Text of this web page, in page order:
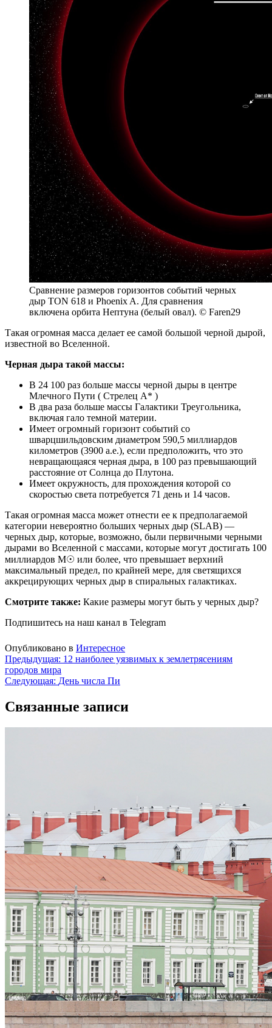
Сравнение размеров горизонтов событий черных
дыр TON 618 и Phoenix A. Для сравнения
включена орбита Нептуна (белый овал). © Faren29
Такая огромная масса делает ее самой большой черной дырой,
известной во Вселенной.
Черная дыра такой массы:
В 24 100 раз больше массы черной дыры в центре
Млечного Пути ( Стрелец A* )
В два раза больше массы Галактики Треугольника,
включая гало темной материи.
Имеет огромный горизонт событий со
шварцшильдовским диаметром 590,5 миллиардов
километров (3900 а.е.), если предположить, что это
невращающаяся черная дыра, в 100 раз превышающий
расстояние от Солнца до Плутона.
Имеет окружность, для прохождения которой со
скоростью света потребуется 71 день и 14 часов.
Такая огромная масса может отнести ее к предполагаемой
категории невероятно больших черных дыр (SLAB) —
черных дыр, которые, возможно, были первичными черными
дырами во Вселенной с массами, которые могут достигать 100
миллиардов M☉ или более, что превышает верхний
максимальный предел, по крайней мере, для светящихся
аккрецирующих черных дыр в спиральных галактиках.
Смотрите также: Какие размеры могут быть у черных дыр?
Подпишитесь на наш канал в Telegram
Опубликовано в Интересное
Навигация
по
Предыдущая: 12 наиболее уязвимых к землетрясениям
городов мира
Следующая: День числа Пи
Связанные записи